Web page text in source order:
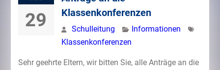
29
Klassenkonferenzen
Schulleitung
Informationen
Klassenkonferenzen
Sehr geehrte Eltern, wir bitten Sie, alle Anträge an die